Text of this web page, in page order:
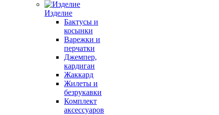
Изделие
Бактусы и
косынки
Варежки и
перчатки
Джемпер,
кардиган
Жаккард
Жилеты и
безрукавки
Комплект
аксессуаров